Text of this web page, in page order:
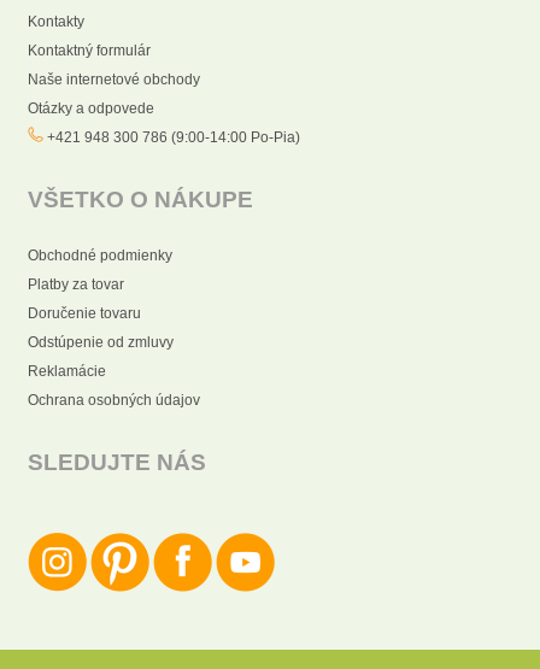
Kontakty
Kontaktný formulár
Naše internetové obchody
Otázky a odpovede
+421 948 300 786 (9:00-14:00 Po-Pia)
VŠETKO O NÁKUPE
Obchodné podmienky
Platby za tovar
Doručenie tovaru
Odstúpenie od zmluvy
Reklamácie
Ochrana osobných údajov
SLEDUJTE NÁS